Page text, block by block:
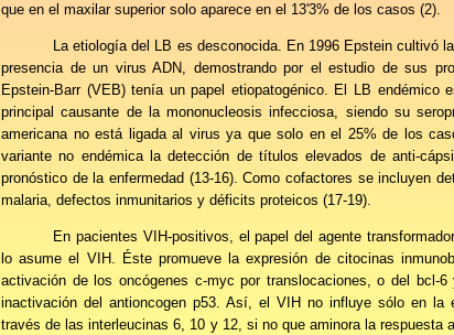
que en el maxilar superior solo aparece en el 13'3% de los casos (2).
La etiología del LB es desconocida. En 1996 Epstein cultivó
presencia de un virus ADN, demostrando por el estudio de sus
Epstein-Barr (VEB) tenía un papel etiopatogénico. El LB endémico
principal causante de la mononucleosis infecciosa, siendo su
americana no está ligada al virus ya que solo en el 25% de los
variante no endémica la detección de títulos elevados de anti-
pronóstico de la enfermedad (13-16). Como cofactores se incluyen
malaria, defectos inmunitarios y déficits proteicos (17-19).
En pacientes VIH-positivos, el papel del agente
lo asume el VIH. Éste promueve la expresión de citocinas
activación de los oncógenes c-myc por translocaciones, o del bcl-
inactivación del antioncogen p53. Así, el VIH no influye sólo en la
través de las interleucinas 6, 10 y 12, si no que aminora la respuesta